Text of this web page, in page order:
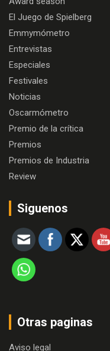
El Juego de Spielberg
Emmymómetro
Entrevistas
Especiales
Festivales
Noticias
Oscarmómetro
Premio de la crítica
Premios
Premios de Industria
Review
Siguenos
Otras paginas
Aviso legal